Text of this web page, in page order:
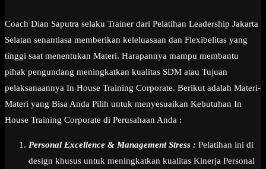
Coach Dian Saputra selaku Trainer dari Pelatihan Leadership Jakarta
Selatan senantiasa memberikan keleluasaan dan Flexibelitas yang
tinggi saat menentukan Materi. Harapannya mampu membantu
pihak pengundang meningkatkan kualitas SDM atau Tujuan
pelaksanaannya In House Training Corporate. Berikut adalah Materi-
Materi yang Bisa Anda Pilih untuk menyesuaikan Kebutuhan In
House Training Corporate di Perusahaan Anda :
Personal Excellence & Management Stress : Pelatihan ini di
design khusus untuk meningkatkan kualitas Kinerja Personal